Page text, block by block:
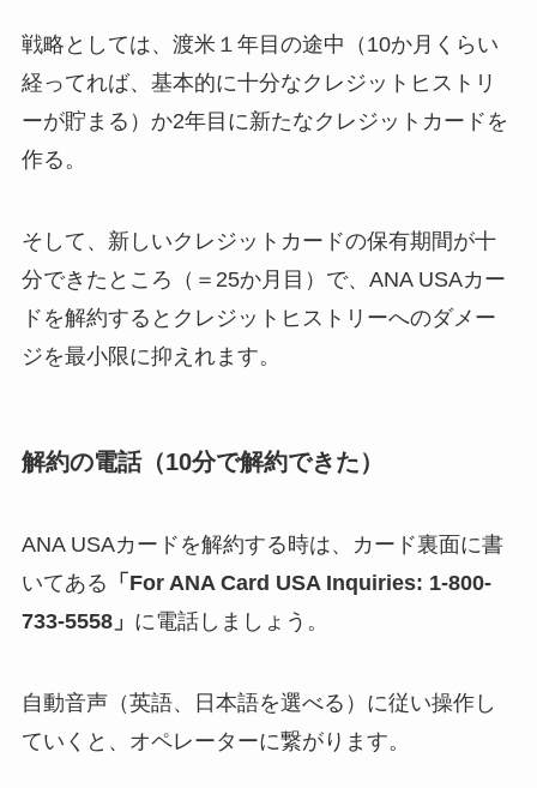
戦略としては、渡米１年目の途中（10か月くらい
経ってれば、基本的に十分なクレジットヒストリ
ーが貯まる）か2年目に新たなクレジットカードを
作る。
そして、新しいクレジットカードの保有期間が十
分できたところ（＝25か月目）で、ANA USAカー
ドを解約するとクレジットヒストリーへのダメー
ジを最小限に抑えれます。
解約の電話（10分で解約できた）
ANA USAカードを解約する時は、カード裏面に書
いてある 「For ANA Card USA Inquiries: 1-800-
733-5558」 に電話しましょう。
自動音声（英語、日本語を選べる）に従い操作し
ていくと、オペレーターに繋がります。